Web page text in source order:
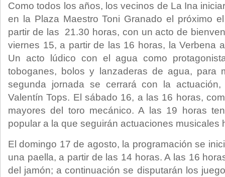
Como todos los años, los vecinos de La Ina
en la Plaza Maestro Toni Granado el próximo
partir de las 21.30 horas, con un acto de
viernes 15, a partir de las 16 horas, la Verbena
Un acto lúdico con el agua como
toboganes, bolos y lanzaderas de agua, para
segunda jornada se cerrará con la
Valentín Tops. El sábado 16, a las 16 horas,
mayores del toro mecánico. A las 19 horas
popular a la que seguirán actuaciones musicales
El domingo 17 de agosto, la programación se
una paella, a partir de las 14 horas. A las 16
del jamón; a continuación se disputarán los